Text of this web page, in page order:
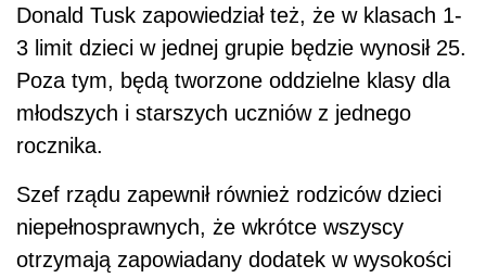
Donald Tusk zapowiedział też, że w klasach 1-
3 limit dzieci w jednej grupie będzie wynosił 25.
Poza tym, będą tworzone oddzielne klasy dla
młodszych i starszych uczniów z jednego
rocznika.
Szef rządu zapewnił również rodziców dzieci
niepełnosprawnych, że wkrótce wszyscy
otrzymają zapowiadany dodatek w wysokości